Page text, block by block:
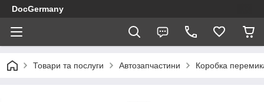
DocGermany
Товари та послуги Автозапчастини Коробка